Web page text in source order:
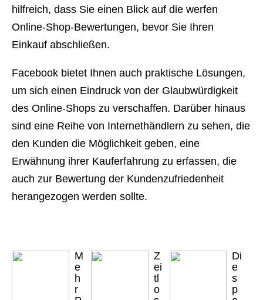
hilfreich, dass Sie einen Blick auf die werfen
Online-Shop-Bewertungen, bevor Sie Ihren
Einkauf abschließen.
Facebook bietet Ihnen auch praktische Lösungen,
um sich einen Eindruck von der Glaubwürdigkeit
des Online-Shops zu verschaffen. Darüber hinaus
sind eine Reihe von Internethändlern zu sehen, die
den Kunden die Möglichkeit geben, eine
Erwähnung ihrer Kauferfahrung zu erfassen, die
auch zur Bewertung der Kundenzufriedenheit
herangezogen werden sollte.
M
e
h
r
Z
ei
tl
o
Di
e
s
p